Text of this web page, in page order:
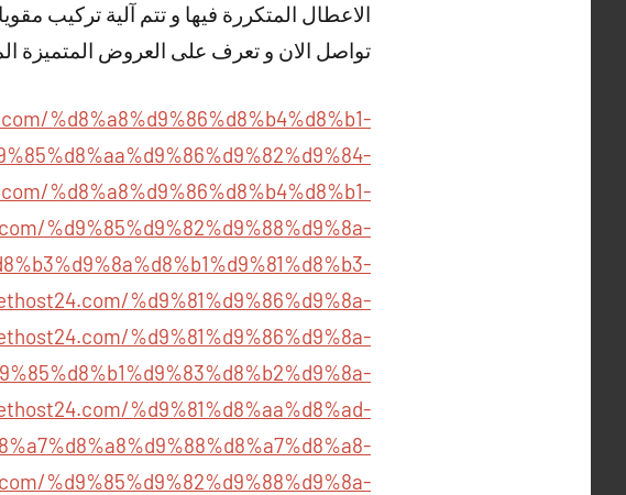
الاعطال المتكررة فيها و تتم آلية تركيب
تواصل الان و تعرف على العروض
%d8%a8%d9%86%d8%b4%d8%b1-
%d8%a8%d9%86%d8%b4%d8%b1-
%d9%85%d9%82%d9%88%d9%8a-
%d9%81%d9%86%d9%8a-
%d9%81%d9%86%d9%8a-
%d9%81%d8%aa%d8%ad-
%d9%85%d9%82%d9%88%d9%8a-